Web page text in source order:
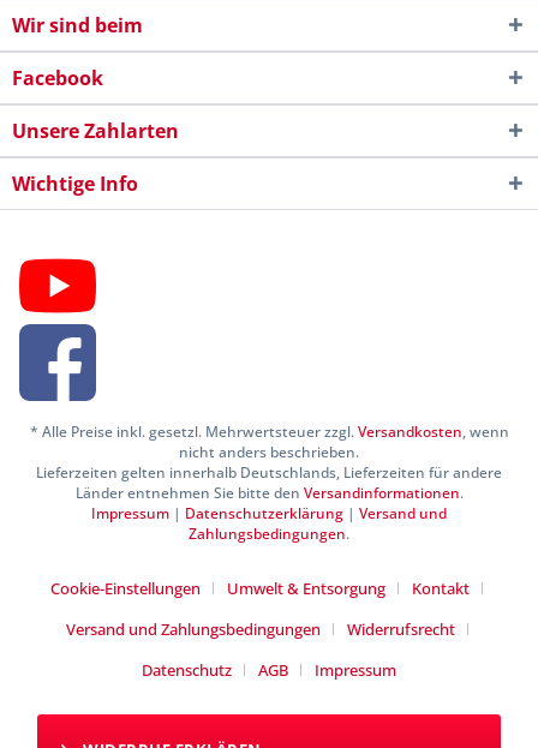
Wir sind beim
Facebook
Unsere Zahlarten
Wichtige Info
* Alle Preise inkl. gesetzl. Mehrwertsteuer zzgl.Versandkosten, wenn
nicht anders beschrieben.
Lieferzeiten gelten innerhalb Deutschlands, Lieferzeiten für andere
Länder entnehmen Sie bitte den Versandinformationen.
Impressum | Datenschutzerklärung | Versand und
Zahlungsbedingungen.
Cookie-Einstellungen Umwelt & Entsorgung
Kontakt
Versand und Zahlungsbedingungen
Widerrufsrecht
Datenschutz
AGB Impressum